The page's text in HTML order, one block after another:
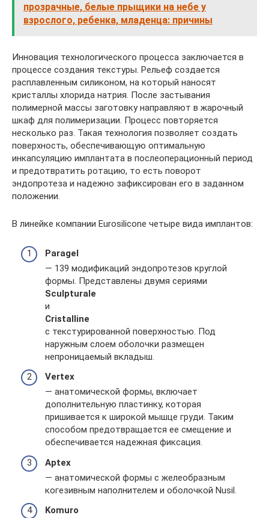
прозрачные, белые прыщики на небе у
взрослого, ребенка, младенца: причины
Инновация технологического процесса заключается в
процессе создания текстуры. Рельеф создается
расплавленным силиконом, на который наносят
кристаллы хлорида натрия. После застывания
полимерной массы заготовку направляют в жарочный
шкаф для полимеризации. Процесс повторяется
несколько раз. Такая технология позволяет создать
поверхность, обеспечивающую оптимальную
инкапсуляцию имплантата в послеоперационный период
и предотвратить ротацию, то есть поворот
эндопротеза и надежно зафиксирован его в заданном
положении.
В линейке компании Eurosilicone четыре вида имплантов:
Paragel
— 139 модификаций эндопротезов круглой
формы. Представлены двумя сериями
Sculpturale
и
Cristalline
с текстурированной поверхностью. Под
наружным слоем оболочки размещен
непроницаемый вкладыш.
Vertex
— анатомической формы, включает
дополнительную пластинку, которая
пришивается к широкой мышце груди. Таким
способом предотвращается ее смещение и
обеспечивается надежная фиксация.
Aptex
— анатомической формы с желеобразным
когезивным наполнителем и оболочкой Nusil.
Komuro